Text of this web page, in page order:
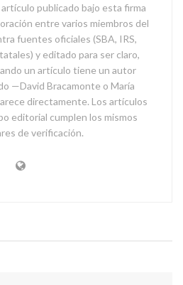
publicado bajo esta firma
entre varios miembros del
fuentes oficiales (SBA, IRS,
y editado para ser claro,
un artículo tiene un autor
—David Bracamonte o María
directamente. Los artículos
editorial cumplen los mismos
de verificación.